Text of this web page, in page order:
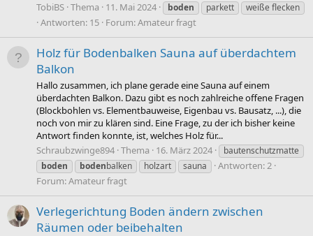
TobiBS Thema 11. Mai 2024 boden parkett weiße flecken
Antworten: 15 Forum:Amateur fragt
Holz für Bodenbalken Sauna auf überdachtem
Balkon
Hallo zusammen, ich plane gerade eine Sauna auf einem
überdachten Balkon. Dazu gibt es noch zahlreiche offene Fragen
(Blockbohlen vs. Elementbauweise, Eigenbau vs. Bausatz, ...), die
noch von mir zu klären sind. Eine Frage, zu der ich bisher keine
Antwort finden konnte, ist, welches Holz für...
Schraubzwinge894 Thema 16. März 2024
bautenschutzmatte
boden
bodenbalken holzart sauna
Antworten: 2
Forum:Amateur fragt
Verlegerichtung Boden ändern zwischen
Räumen oder beibehalten